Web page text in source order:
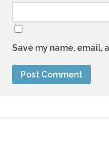
Save my name, email,